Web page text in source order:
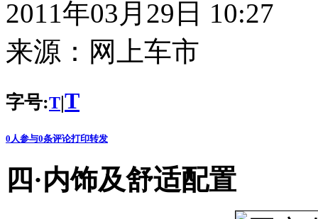
2011年03月29日 10:27
来源： 网上车市
字号:T|T
0 人参与0条评论打印转发
四·内饰及舒适配置